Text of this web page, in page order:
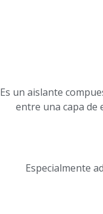
Es un aislante
entre una capa de
Especialmente